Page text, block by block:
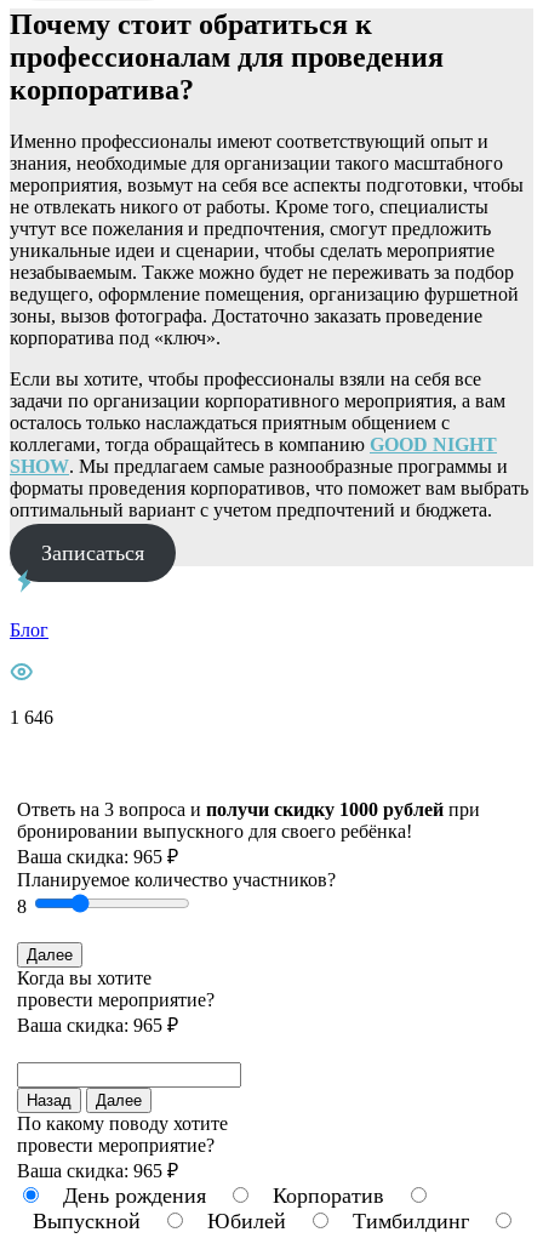
Почему стоит обратиться к
профессионалам для проведения
корпоратива?
Именно профессионалы имеют соответствующий опыт и
знания, необходимые для организации такого масштабного
мероприятия, возьмут на себя все аспекты подготовки, чтобы
не отвлекать никого от работы. Кроме того, специалисты
учтут все пожелания и предпочтения, смогут предложить
уникальные идеи и сценарии, чтобы сделать мероприятие
незабываемым. Также можно будет не переживать за подбор
ведущего, оформление помещения, организацию фуршетной
зоны, вызов фотографа. Достаточно заказать проведение
корпоратива под «ключ».
Если вы хотите, чтобы профессионалы взяли на себя все
задачи по организации корпоративного мероприятия, а вам
осталось только наслаждаться приятным общением с
коллегами, тогда обращайтесь в компанию GOOD NIGHT
SHOW. Мы предлагаем самые разнообразные программы и
форматы проведения корпоративов, что поможет вам выбрать
оптимальный вариант с учетом предпочтений и бюджета.
Записаться
Блог
1 646
Ответь на 3 вопроса и получи скидку 1000 рублей при
бронировании выпускного для своего ребёнка!
Ваша скидка: 965 ₽
Планируемое количество участников?
8
Далее
Когда вы хотите
провести мероприятие?
Ваша скидка: 965 ₽
Назад Далее
По какому поводу хотите
провести мероприятие?
Ваша скидка: 965 ₽
День рождения
Корпоратив
Выпускной
Юбилей
Тимбилдинг